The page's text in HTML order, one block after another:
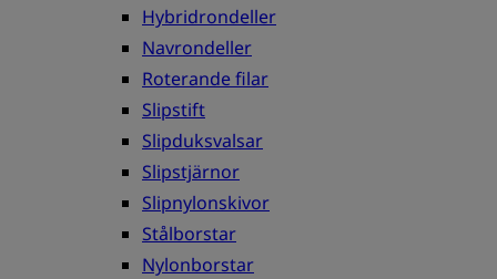
Hybridrondeller
Navrondeller
Roterande filar
Slipstift
Slipduksvalsar
Slipstjärnor
Slipnylonskivor
Stålborstar
Nylonborstar